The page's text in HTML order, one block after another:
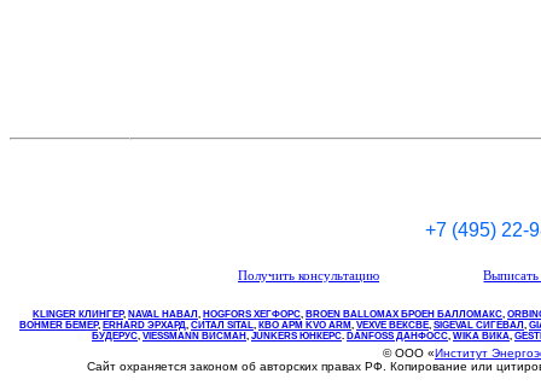
+7 (495) 22-
Получить консультацию
KLINGER КЛИНГЕР, NAVAL НАВАЛ , НOGFORS ХЕГФОРС, BROEN BALLOMAX БРОЕН БАЛЛОМАКС,
BOHMER БЕМЕР, ERHARD ЭРХАРД, СИТАЛ SITAL, КВО АРМ KVO ARM, VEXVE ВЕКСВЕ, SIGEVAL СИГЕВАЛ ,
БУДЕРУС, VIESSMANN ВИСМАН , JUNKERS ЮНКЕРС. DANFOSS ДАНФОСС, WIKA ВИКА,
© ООО «Институт
Сайт охраняется законом об авторских правах РФ. Копирование или